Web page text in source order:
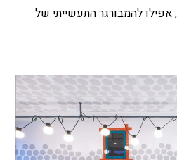
להמבורגר התעשייתי של